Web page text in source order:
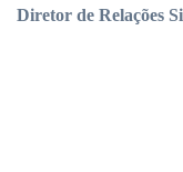
Diretor de Relações